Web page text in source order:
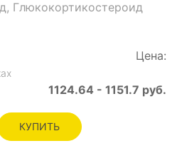
Глюкокортикостероид
Цена:
1124.64 - 1151.7 руб.
КУПИТЬ